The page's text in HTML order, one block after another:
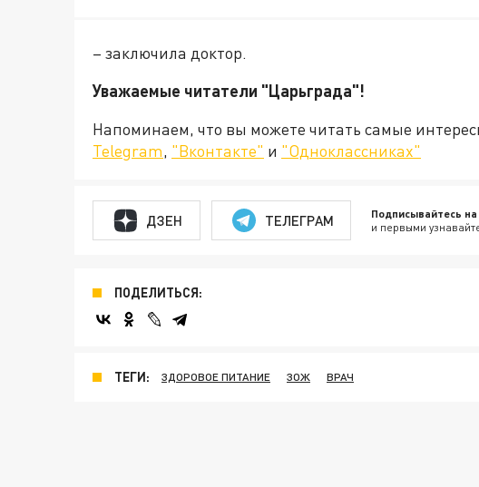
– заключила доктор.
Уважаемые читатели "Царьграда"!
Напоминаем, что вы можете читать самые
Telegram, "Вконтакте" и "Одноклассниках"
ДЗЕН ТЕЛЕГРАМ Подписывайтесь
и первыми
ПОДЕЛИТЬСЯ:
ТЕГИ: ЗДОРОВОЕ ПИТАНИЕ ЗОЖ ВРАЧ